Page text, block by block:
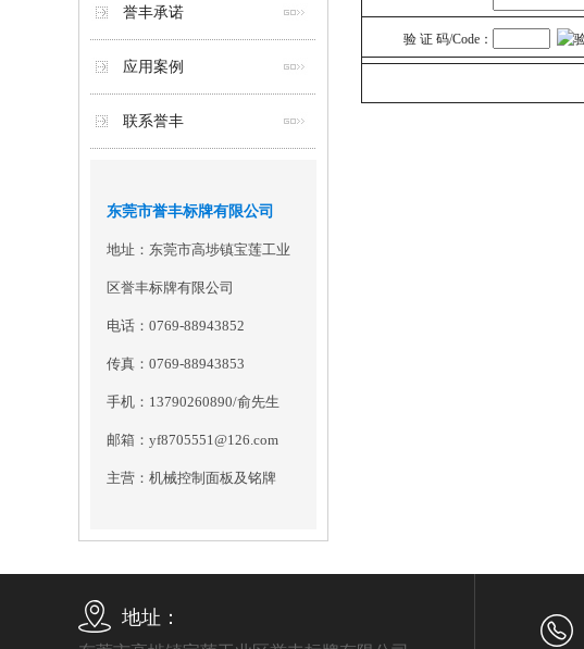
誉丰承诺
应用案例
联系誉丰
东莞市誉丰标牌有限公司
地址：东莞市高埗镇宝莲工业
区誉丰标牌有限公司
电话：0769-88943852
传真：0769-88943853
手机：13790260890/俞先生
邮箱：yf8705551@126.com
主营：机械控制面板及铭牌
验 证 码/Code：
地址：